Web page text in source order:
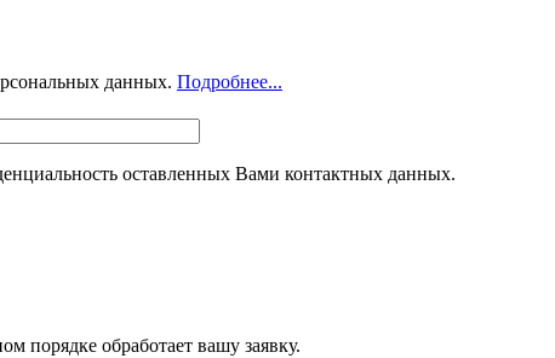
данных. Подробнее...
оставленных Вами контактных данных.
порядке обработает вашу заявку.